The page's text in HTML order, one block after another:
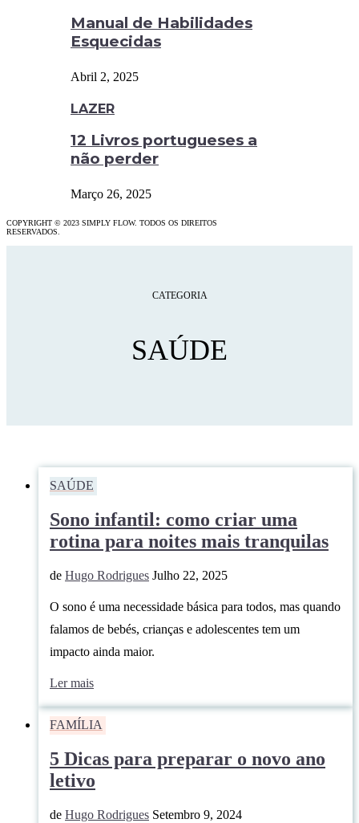
Manual de Habilidades
Esquecidas
Abril 2, 2025
LAZER
12 Livros portugueses a
não perder
Março 26, 2025
COPYRIGHT © 2023 SIMPLY FLOW. TODOS OS DIREITOS
RESERVADOS.
CATEGORIA
SAÚDE
SAÚDE
Sono infantil: como criar uma
rotina para noites mais tranquilas
de Hugo Rodrigues Julho 22, 2025
O sono é uma necessidade básica para todos, mas quando
falamos de bebés, crianças e adolescentes tem um
impacto ainda maior.
Ler mais
FAMÍLIA
5 Dicas para preparar o novo ano
letivo
de Hugo Rodrigues Setembro 9, 2024